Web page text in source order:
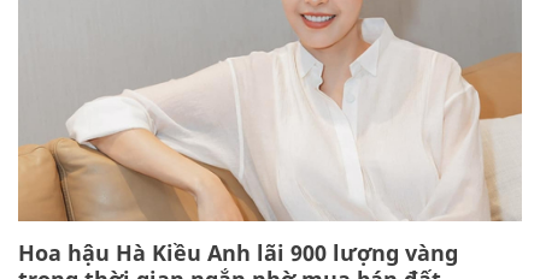
Hoa hậu Hà Kiều Anh lãi 900 lượng vàng